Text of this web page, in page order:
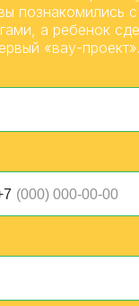
познакомились
а ребенок
«вау-проект».